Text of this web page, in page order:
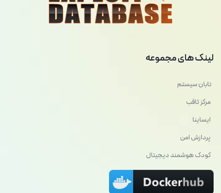
لینک های مجموعه
تابان سیستم
مرکز ثاقب
ایساینا
پردازش امن
کودک هوشمند دیجیتال